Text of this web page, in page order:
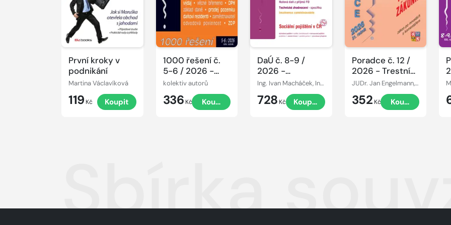
První kroky v
podnikání
Martina Václavíková
119 Kč Koupit
1000 řešení č.
5-6 / 2026 -
ZDP po novelách
kolektiv autorů
336 Kč Koupit
DaÚ č. 8-9 /
2026 -
Zaměstnanecké
benefity a DPH
Ing. Ivan Macháček, Ing. Pavel Novák, Ing. Václav Benda, Ing. Antonín Daněk, Ing. Martin Děrgel
728 Kč Koupit
Poradce č. 12 /
2026 - Trestní
zákoník po
novelách s
komentářem
JUDr. Jan Engelmann, JUDr. Antonín Draštík
352 Kč Koupit
Sbírka